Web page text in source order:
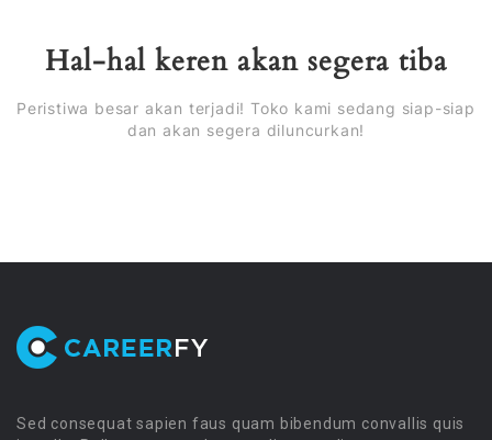
Hal-hal keren akan segera tiba
Peristiwa besar akan terjadi! Toko kami sedang siap-siap
dan akan segera diluncurkan!
Sed consequat sapien faus quam bibendum convallis quis